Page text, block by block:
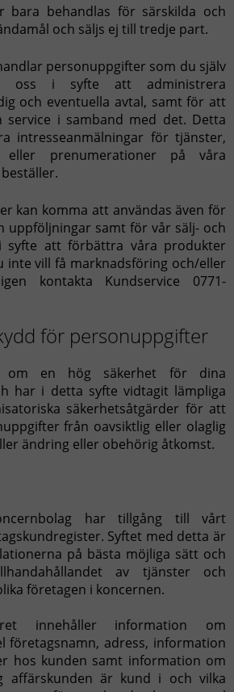
bara behandlas för särskilda och
och säljs ej till tredje part.
personuppgifter som du själv
oss i syfte att administrera
och eventuella avtal, samt för att
service i samband med det. Detta
intresseanmälningar för tjänster,
eller prenumerationer på våra
kan komma att användas även för
uppföljningar samt för vår sälj- och
syfte att förbättra våra produkter
inte vill få marknadsföring och/eller
kontakta Kundservice 0771-
för personuppgifter
om en hög säkerhet för dina
har i detta syfte vidtagit lämpliga
säkerhetsåtgärder för att
från oavsiktlig eller olaglig
ändring eller obehörig åtkomst.
har tillgång till vårt
Syftet med detta är
på bästa möjliga sätt och
av tjänster och
företagen i koncernen.
innehåller information om
företagsnamn, adress, information
hos kunden samt information om
affärskunden är kund i och vilka